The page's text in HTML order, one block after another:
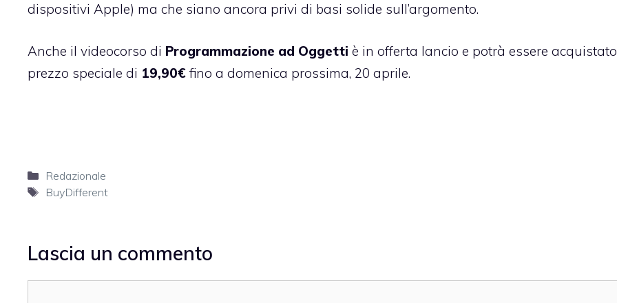
dispositivi Apple) ma che siano ancora privi di basi solide sull’argomento.
Anche il videocorso di Programmazione ad Oggetti è in offerta lancio e potrà essere
prezzo speciale di 19,90€ fino a domenica prossima, 20 aprile.
Categorie
Redazionale
Tag
BuyDifferent
Lascia un commento